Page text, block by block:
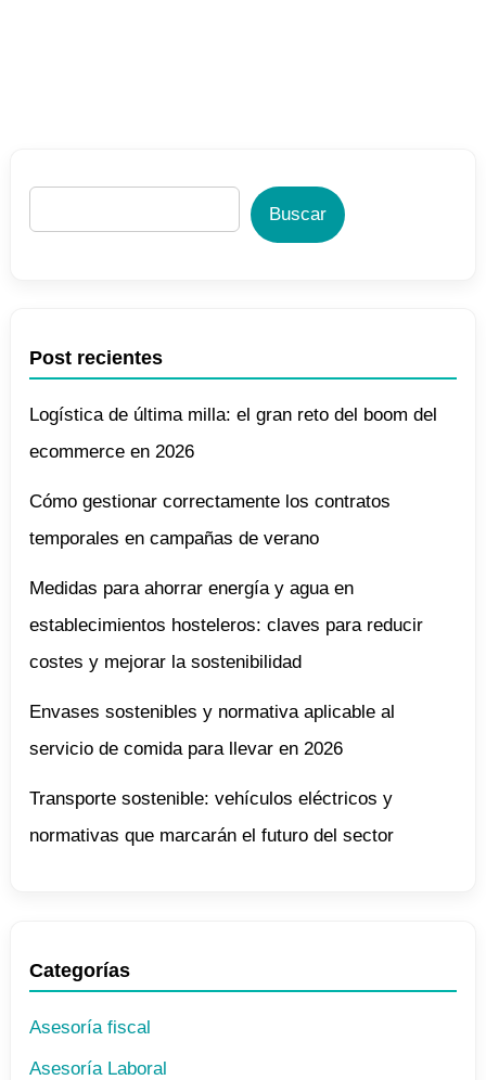
Buscar
Post recientes
Logística de última milla: el gran reto del boom del
ecommerce en 2026
Cómo gestionar correctamente los contratos
temporales en campañas de verano
Medidas para ahorrar energía y agua en
establecimientos hosteleros: claves para reducir
costes y mejorar la sostenibilidad
Envases sostenibles y normativa aplicable al
servicio de comida para llevar en 2026
Transporte sostenible: vehículos eléctricos y
normativas que marcarán el futuro del sector
Categorías
Asesoría fiscal
Asesoría Laboral